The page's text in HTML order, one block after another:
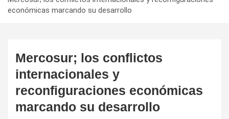
económicas marcando su desarrollo
Mercosur; los conflictos
internacionales y
reconfiguraciones económicas
marcando su desarrollo